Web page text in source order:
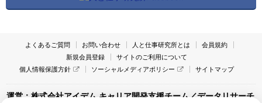
よくあるご質問 お問い合わせ 人と仕事研究所とは
会員規約
新規会員登録
サイトのご利用について
個人情報保護方針
ソーシャルメディアポリシー サイトマップ
運営：株式会社アイデム キャリア開発支援チーム／データリサーチ